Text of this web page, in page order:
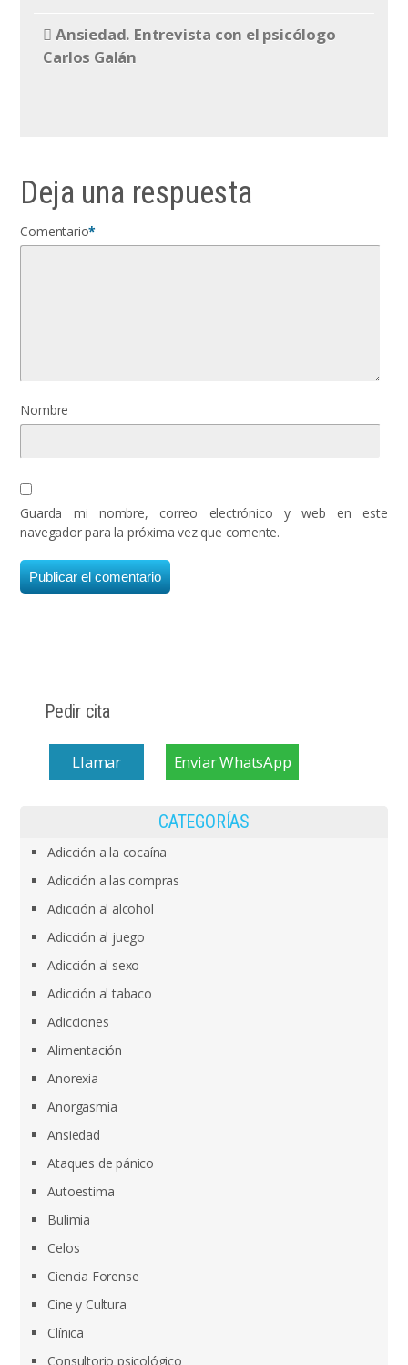
Ansiedad. Entrevista con el psicólogo
Carlos Galán
Deja una respuesta
Comentario*
Nombre
Guarda mi nombre, correo electrónico y web en este
navegador para la próxima vez que comente.
Pedir cita
Llamar Enviar WhatsApp
CATEGORÍAS
Adicción a la cocaína
Adicción a las compras
Adicción al alcohol
Adicción al juego
Adicción al sexo
Adicción al tabaco
Adicciones
Alimentación
Anorexia
Anorgasmia
Ansiedad
Ataques de pánico
Autoestima
Bulimia
Celos
Ciencia Forense
Cine y Cultura
Clínica
Consultorio psicológico